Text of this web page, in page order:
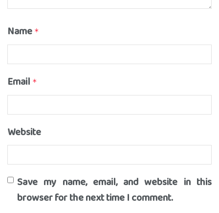
Name *
Email *
Website
Save my name, email, and website in this
browser for the next time I comment.